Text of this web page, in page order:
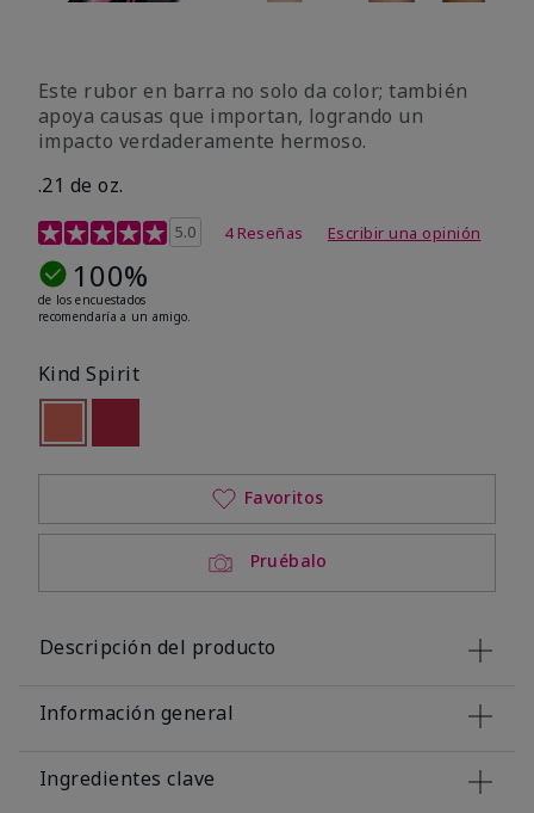
Este rubor en barra no solo da color; también
apoya causas que importan, logrando un
impacto verdaderamente hermoso.
.21 de oz.
Calificación de clientes de 3,1 de 5
5.0 4 Reseñas Escribir una opinión
100%
de los encuestados
recomendaría a un amigo.
Kind Spirit
seleccionado
Out of stock
Pruébalo
Favoritos
Descripción del producto
Información general
Ingredientes clave